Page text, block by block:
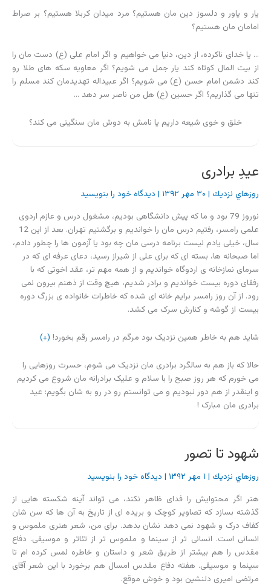
یار و یاور و دلسوز دین مان هستیم؟ مرد میدان کربلا هستیم؟ بر صراط
امامان مان هستیم؟
… یا خدای ناکرده، از دین، دنیا می خواهیم و اگر امام علی (ع) دست مان را
از بیت المال کوتاه کند یار جمل می شویم؟ اگر معاویه سکه های طلا رو
کند دشمن امام حسن (ع) می شویم؟ اگر عبیداله تهدیدمان کند مسلم را
تنها می گذاریم؟ اگر حسین (ع) هل من ناصر سر دهد …
خلق و خوی شیعه داریم یا نامش به دوش مان سنگینی می کند؟
عیدِ برادری
روزهاي نزديك | ۳۰ مهر ۱۳۹۲ | دیدگاه‌ خود را بنویسید
نوروز 79 بود و ما که پیش دانشگاهی بودیم، مشغول درس و عازم اردوی
علمی رامسر، رفتیم درس مان را خواندیم و برگشتیم تهران. بعد از این 12
سال، خیلی یادم نیست برنامه درسی مان چه بود یا آزمون ها را چطور دادم،
اما صبحانه ها، بسته ای که برای علی از شیراز رسید، دعای عرفه ای که در
سرمای نمازخانه ی اردوگاه خواندیم و از همه مهم تر، عقد اخوتی که با
رفقای دوره بیست خواندیم و برادر شدیم، هیچ وقت از ذهنم بیرون نمی
رود. از آن روز رامسر برایم خانه ای شده که خاطرات خانواده ی بزرگ دوره
بیست از گوشه و کنارش سرک می کشد.
شاید هم به خاطر همین نزدیک بود مرگم در رامسر رقم بخورد! (+)
حالا که باز هم به سالگرد برادری مان نزدیک می شوم، حسرت روزهایی را
می خورم که هر روز صبح را با سلام و علیک برادرانه مان شروع می کردیم
و اینقدر از هم دور نبودیم و می توانستم رو در رو به شان بگویم: عید
برادری مان مبارک !
شهود تا تصور
روزهاي نزديك | ۱ مهر ۱۳۹۲ | دیدگاه‌ خود را بنویسید
هنر اگر محتوایش را فدای ظاهر نکند، می تواند آینه شکسته هایی از
گذشته بسازد که تصاویر کوچک و بریده ای از تاریخ به آن ها که سن شان
کفاف درک و شهود نمی دهد نشان بدهد. برای من، شعر هنری ملموس و
انسانی است. انسانی تر از سینما و ملموس تر از تئاتر و موسیقی. دفاع
مقدس را هم بیشتر از طریق شعر و داستان و خاطره لمس کرده ام تا
سینما و موسیقی. هفته دفاع مقدس امسال هم برخورد با این شعر آقای
مرتضی امیری دلنشین بود و خوش موقع.